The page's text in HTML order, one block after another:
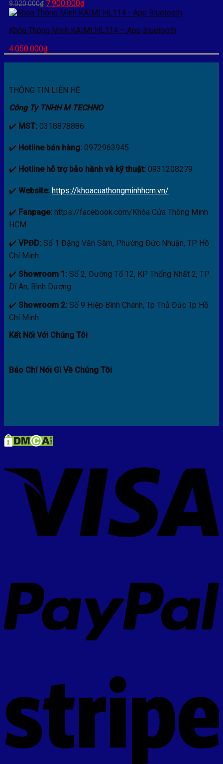
9.020.000₫
gốc
9.020.000₫.
7.900.000₫
hiện
là:
Khóa Thông Minh KAIMI HL114 – App Bluetooth
4.050.000₫
THÔNG TIN LIÊN HỆ
Công Ty TNHH M TECHNO
✔️ MST:0318878886
✔️ Hotline bán hàng:0972963945
✔️ Hotline hỗ trợ bảo hành và kỹ thuật:0931208279
✔️ Website: https://khoacuathongminhhcm.vn/
✔️ Fanpage:https://facebook.com/Khóa Cửa Thông Minh
HCM
✔️ VPĐD: Số 1 Đặng Văn Sâm, Phường Đức Nhuận, TP Hồ
Chí Minh
✔️ Showroom 1:Số 2, Đường Tổ 12, KP Thống Nhất 2, TP
Dĩ An, Bình Dương
✔️ Showroom 2:Số 9 Hiệp Bình Chánh, Tp Thủ Đức Tp Hồ
Chí Minh
Kết Nối Với Chúng Tôi
Báo Chí Nói Gì Về Chúng Tôi